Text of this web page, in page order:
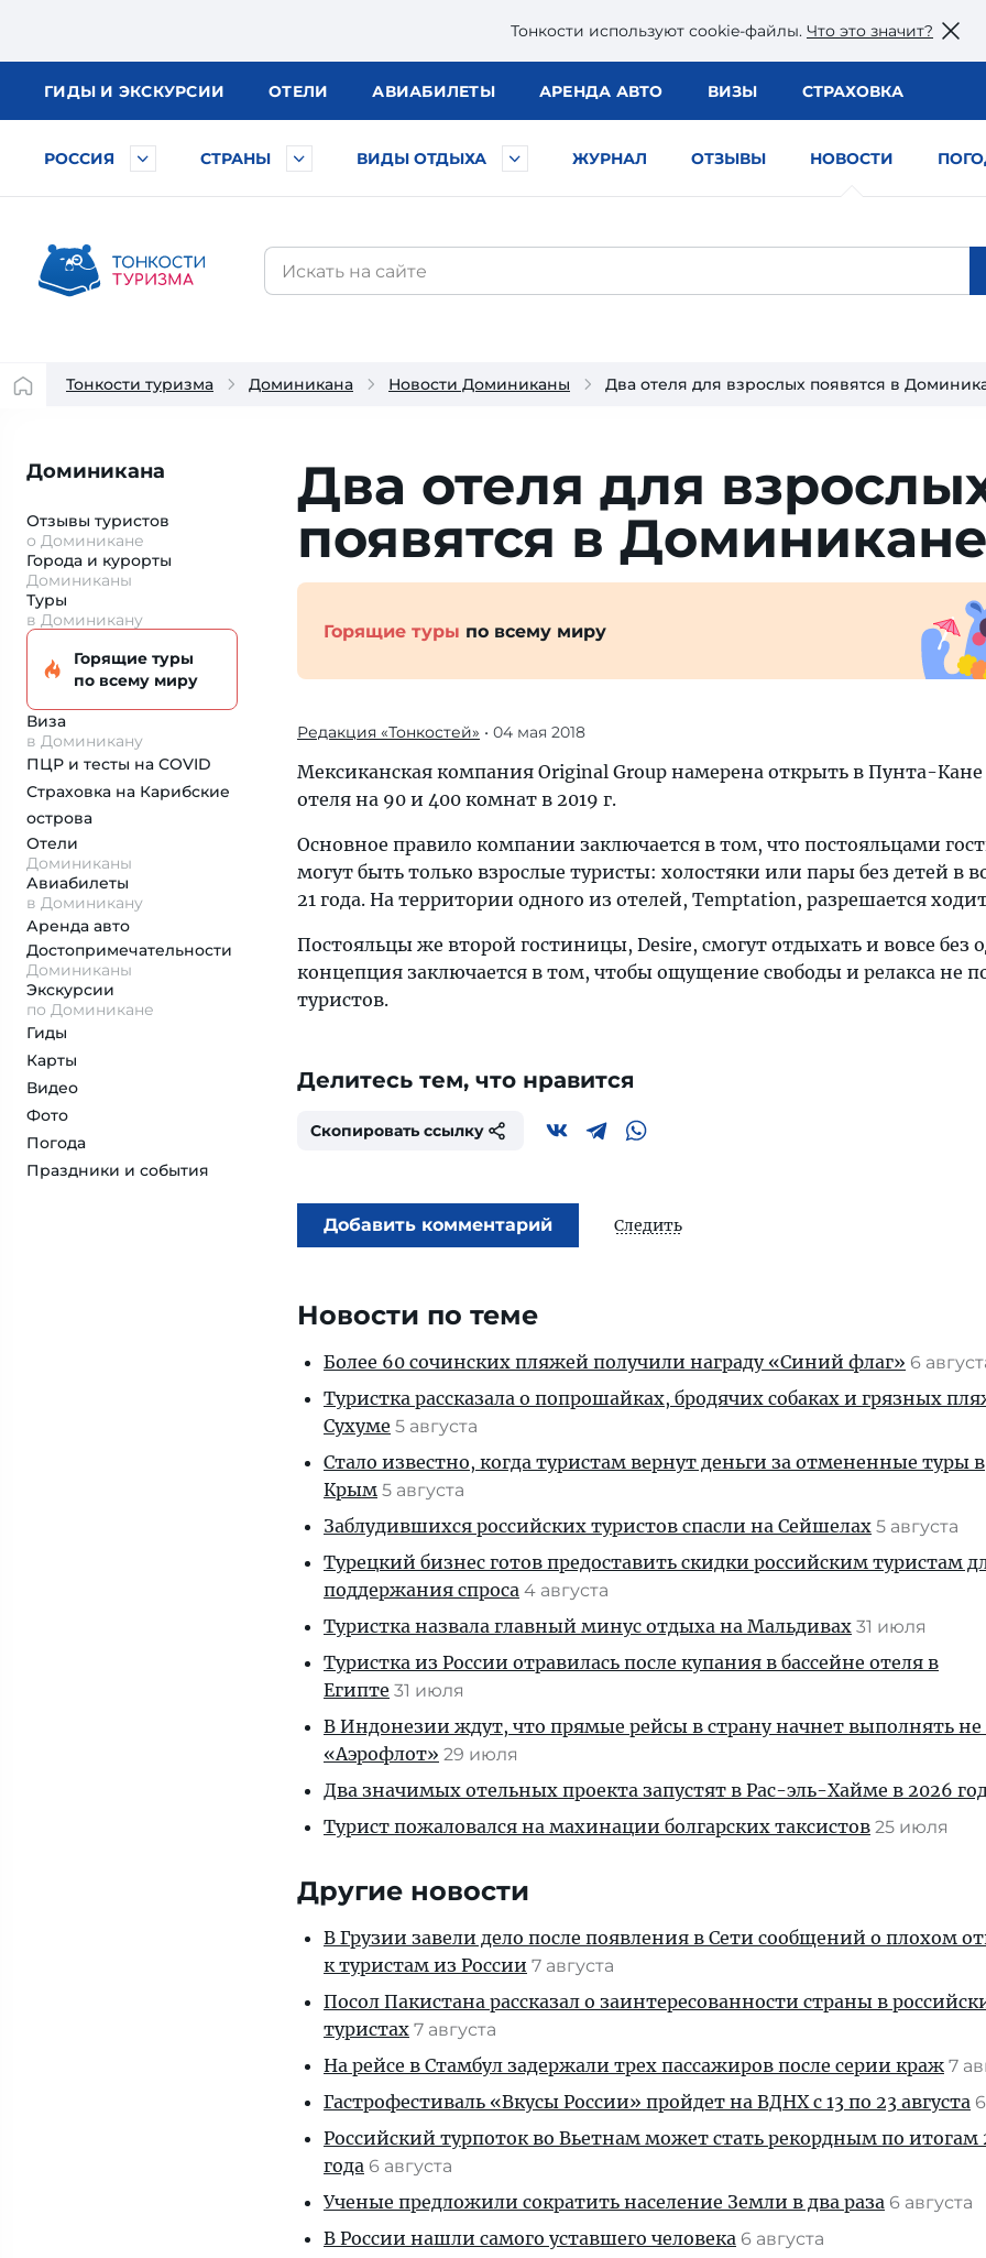
Тонкости используют сookie-файлы. Что это значит?
ГИДЫ И ЭКСКУРСИИ ОТЕЛИ АВИАБИЛЕТЫ АРЕНДА АВТО ВИЗЫ СТРАХОВКА
РОССИЯ СТРАНЫ ВИДЫ ОТДЫХА ЖУРНАЛ ОТЗЫВЫ НОВОСТИ
Тонкости туризма Доминикана Новости Доминиканы Два отеля для взрослых появятся в
Доминикана
Отзывы туристов
о Доминикане
Города и курорты
Доминиканы
Туры
в Доминикану
Горящие туры
по всему миру
Виза
в Доминикану
ПЦР и тесты на COVID
Страховка на Карибские
острова
Отели
Доминиканы
Авиабилеты
в Доминикану
Аренда авто
Достопримеча­тельности
Доминиканы
Экскурсии
по Доминикане
Гиды
Карты
Видео
Фото
Погода
Праздники и события
Два отеля для
появятся в Доминикане
Горящие туры по всему миру
Редакция «Тонкостей» • 04 мая 2018
Мексиканская компания Original Group намерена открыть в Пунта-
отеля на 90 и 400 комнат в 2019 г.
Основное правило компании заключается в том, что постояльцами
могут быть только взрослые туристы: холостяки или пары без детей в
21 года. На территории одного из отелей, Temptation, разрешается
Постояльцы же второй гостиницы, Desire, смогут отдыхать и вовсе без
концепция заключается в том, чтобы ощущение свободы и релакса не
туристов.
Делитесь тем, что нравится
Скопировать ссылку
Добавить комментарий Следить
Новости по теме
Более 60 сочинских пляжей получили награду «Синий флаг» 6
Туристка рассказала о попрошайках, бродячих собаках и грязных
Сухуме 5 августа
Стало известно, когда туристам вернут деньги за отмененные туры в
Крым 5 августа
Заблудившихся российских туристов спасли на Сейшелах 5 августа
Турецкий бизнес готов предоставить скидки российским туристам
поддержания спроса 4 августа
Туристка назвала главный минус отдыха на Мальдивах 31 июля
Туристка из России отравилась после купания в бассейне отеля в
Египте 31 июля
В Индонезии ждут, что прямые рейсы в страну начнет выполнять не
«Аэрофлот» 29 июля
Два значимых отельных проекта запустят в Рас-эль-Хайме в 2026
Турист пожаловался на махинации болгарских таксистов 25 июля
Другие новости
В Грузии завели дело после появления в Сети сообщений о плохом
к туристам из России 7 августа
Посол Пакистана рассказал о заинтересованности страны в
туристах 7 августа
На рейсе в Стамбул задержали трех пассажиров после серии краж 7
Гастрофестиваль «Вкусы России» пройдет на ВДНХ с 13 по 23 августа
Российский турпоток во Вьетнам может стать рекордным по итогам
года 6 августа
Ученые предложили сократить население Земли в два раза 6 августа
В России нашли самого уставшего человека 6 августа